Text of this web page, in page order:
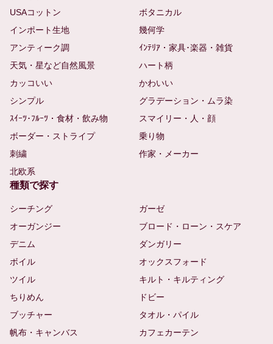
USAコットン
ボタニカル
インポート生地
幾何学
アンティーク調
ｲﾝﾃﾘｱ・家具･楽器・雑貨
天気・星など自然風景
ハート柄
カッコいい
かわいい
シンプル
グラデーション・ムラ染
ｽｲｰﾂ･ﾌﾙｰﾂ・食材・飲み物
スマイリー・人・顔
ボーダー・ストライプ
乗り物
刺繍
作家・メーカー
北欧系
種類で探す
シーチング
ガーゼ
オーガンジー
ブロード・ローン・スケア
デニム
ダンガリー
ボイル
オックスフォード
ツイル
キルト・キルティング
ちりめん
ドビー
ブッチャー
タオル・パイル
帆布・キャンバス
カフェカーテン